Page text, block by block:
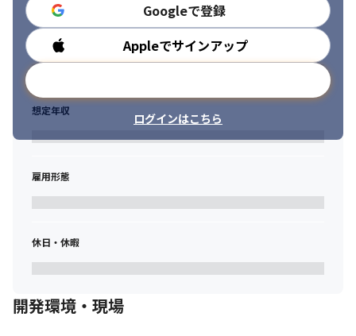
▍各ポジションとの役割分担
①PdM
PdMは「何を・なぜ・どの優先順位で作るか」に責任を持ちま
す。
EMは、決定された優先順位を実現できるチーム体制、役割、プロ
セスを整えます。
②ITPM
担います。
を継続的に実行できる開発組織をつくります。
③テックリード
テックリードはアーキテクチャ、技術選定、設計品質、コード品
持ちます。
Googleで登録
Appleでサインアップ
ログインはこちら
勤務時間
想定年収
雇用形態
休日・休暇
開発環境・現場